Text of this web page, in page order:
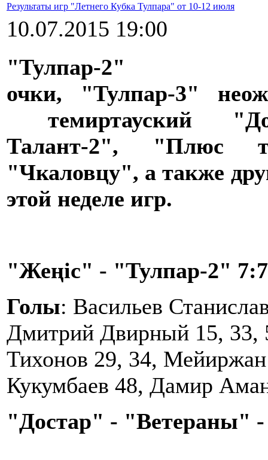
Результаты игр "Летнего Кубка Тулпара" от 10-12 июля
10.07.2015 19:00
"Тулпар-2"
очки, "Тулпар-3"
темиртауский
Талант-2",
"Плюс
"Чкаловцу", а также
этой неделе игр.
"Жеңіс" - "Тулпар-2"
Голы: Васильев
Дмитрий Двирный 15, 33,
Тихонов 29, 34,
Кукумбаев 48, Дамир
"Достар" - "Ветераны" -